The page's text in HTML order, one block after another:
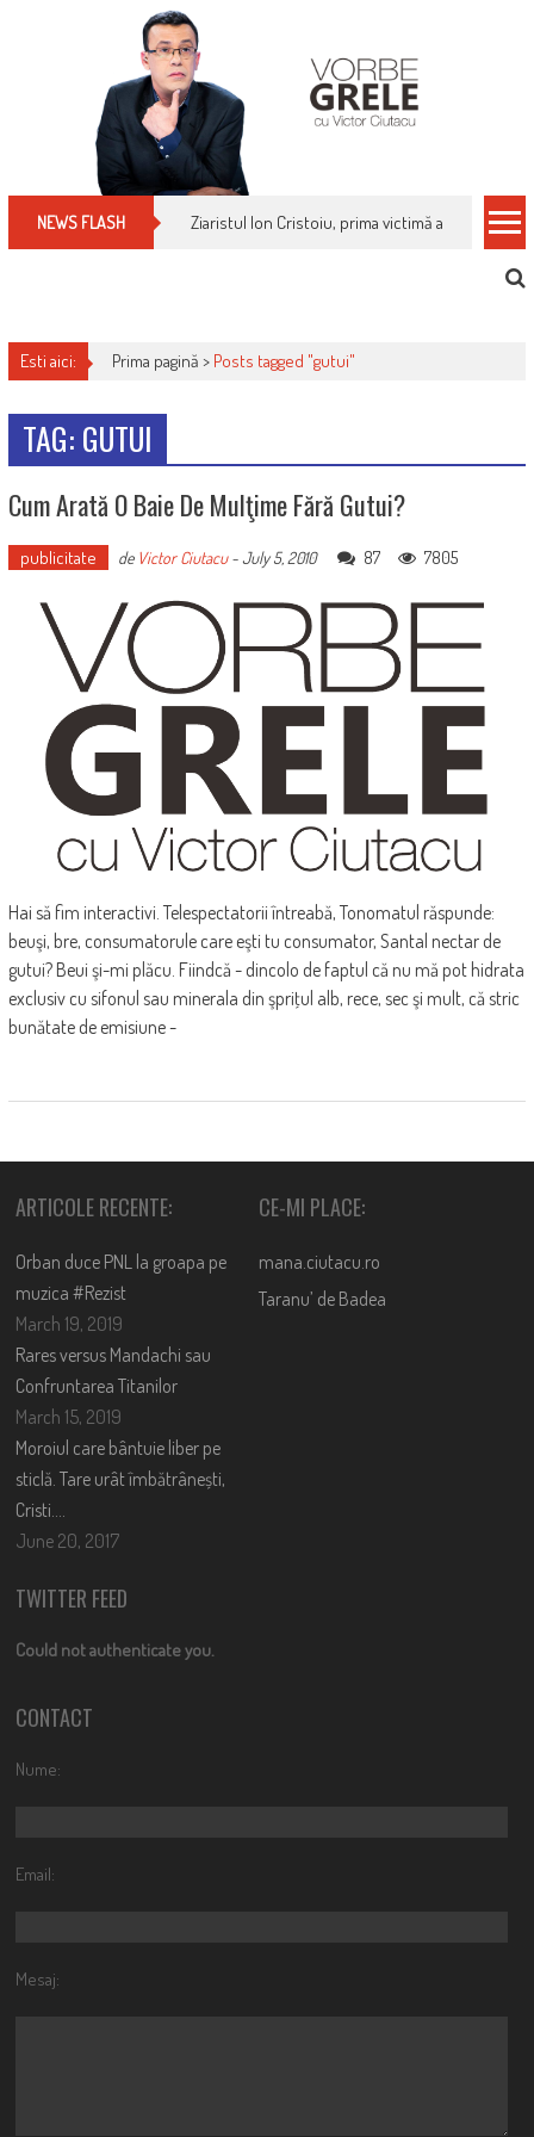
NEWS FLASH Ziaristul Ion Cristoiu, prima victimă a noi
Esti aici: Prima pagină > Posts tagged "gutui"
TAG: GUTUI
Cum Arată O Baie De Mulţime Fără Gutui?
publicitate de Victor Ciutacu-July 5, 2010 87 7805
Hai să fim interactivi. Telespectatorii întreabă, Tonomatul răspunde:
beuşi, bre, consumatorule care eşti tu consumator, Santal nectar de
gutui? Beui şi-mi plăcu. Fiindcă - dincolo de faptul că nu mă pot hidrata
exclusiv cu sifonul sau minerala din şpriţul alb, rece, sec şi mult, că stric
bunătate de emisiune -
ARTICOLE RECENTE:
Orban duce PNL la groapa pe
muzica #Rezist
March 19, 2019
Rares versus Mandachi sau
Confruntarea Titanilor
March 15, 2019
Moroiul care bântuie liber pe
sticlă. Tare urât îmbătrânești,
Cristi….
June 20, 2017
CE-MI PLACE:
mana.ciutacu.ro
Taranu’ de Badea
TWITTER FEED
Could not authenticate you.
CONTACT
Nume:
Email:
Mesaj: